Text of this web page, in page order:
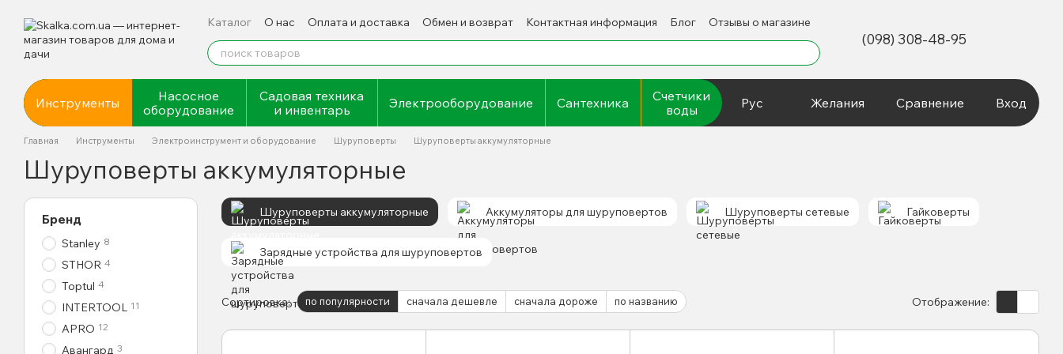
Каталог О нас Оплата и доставка Обмен и возврат Контактная информация Блог Отзывы о магазине
(098) 308-48-95
Инструменты
Насосное
оборудование
Садовая техника
и инвентарь
Электрооборудование Сантехника
Счетчики
воды
Рус Желания Сравнение Вход
Главная Инструменты Электроинструмент и оборудование Шуруповерты Шуруповерты аккумуляторные
Шуруповерты аккумуляторные
Шуруповерты аккумуляторные Аккумуляторы для шуруповертов Шуруповерты сетевые Гайковерты
Зарядные устройства для шуруповертов
Сортировка: по популярности сначала дешевле сначала дороже по названию Отображение:
Бренд
Stanley 8
STHOR 4
Toptul 4
INTERTOOL 11
APRO 12
Авангард 3